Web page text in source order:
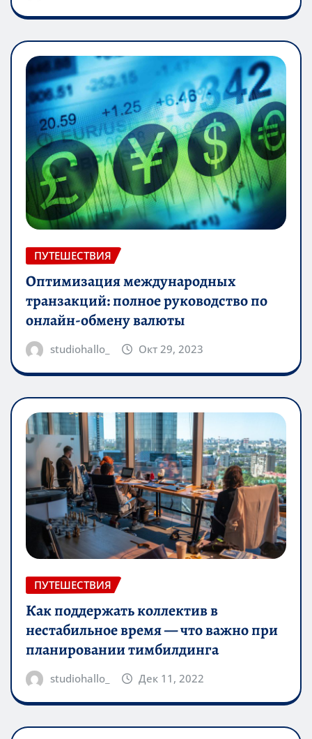
ПУТЕШЕСТВИЯ
Оптимизация международных
транзакций: полное руководство по
онлайн-обмену валюты
studiohallo_ Окт 29, 2023
ПУТЕШЕСТВИЯ
Как поддержать коллектив в
нестабильное время — что важно при
планировании тимбилдинга
studiohallo_ Дек 11, 2022